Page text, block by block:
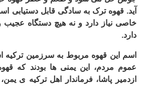
آید. قهوه ترک به سادگی قابل دستیابی
خاصی نیاز دارد و نه هیچ دستگاه عجیب
دارد.
اسم این قهوه مربوط به سرزمین ترکیه
عموم مردم، این یمنی ها بودند که
ازدمیر پاشا، فرماندار اهل ترکیه ی